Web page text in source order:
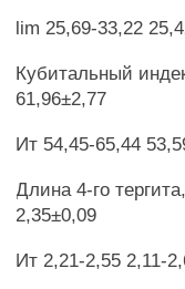
lim 25,69-33,22
Кубитальный
61,96±2,77
Ит 54,45-65,44
Длина 4-го
2,35±0,09
Ит 2,21-2,55 2,11-